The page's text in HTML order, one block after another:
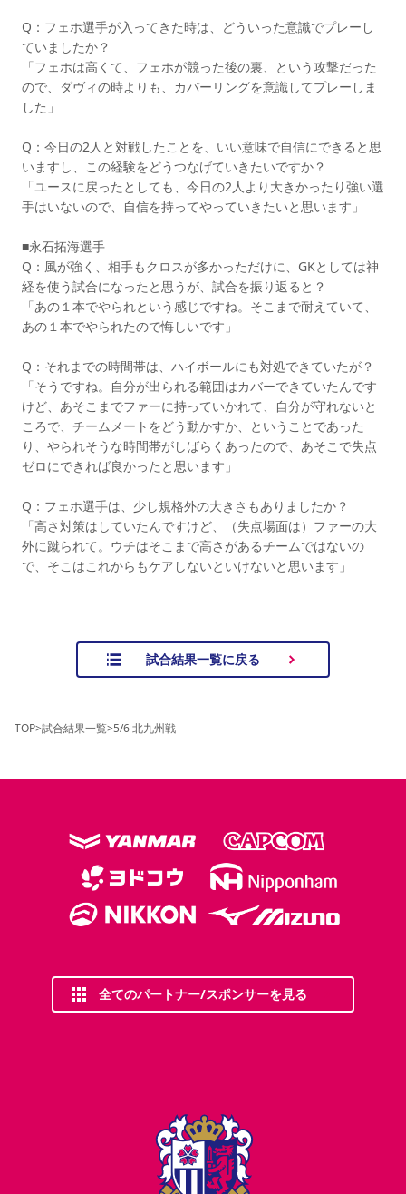
Q：フェホ選手が入ってきた時は、どういった意識でプレーし
ていましたか？
「フェホは高くて、フェホが競った後の裏、という攻撃だった
ので、ダヴィの時よりも、カバーリングを意識してプレーしま
した」
Q：今日の2人と対戦したことを、いい意味で自信にできると思
いますし、この経験をどうつなげていきたいですか？
「ユースに戻ったとしても、今日の2人より大きかったり強い選
手はいないので、自信を持ってやっていきたいと思います」
■永石拓海選手
Q：風が強く、相手もクロスが多かっただけに、GKとしては神
経を使う試合になったと思うが、試合を振り返ると？
「あの１本でやられという感じですね。そこまで耐えていて、
あの１本でやられたので悔しいです」
Q：それまでの時間帯は、ハイボールにも対処できていたが？
「そうですね。自分が出られる範囲はカバーできていたんです
けど、あそこまでファーに持っていかれて、自分が守れないと
ころで、チームメートをどう動かすか、ということであった
り、やられそうな時間帯がしばらくあったので、あそこで失点
ゼロにできれば良かったと思います」
Q：フェホ選手は、少し規格外の大きさもありましたか？
「高さ対策はしていたんですけど、（失点場面は）ファーの大
外に蹴られて。ウチはそこまで高さがあるチームではないの
で、そこはこれからもケアしないといけないと思います」
試合結果一覧に戻る
TOP>試合結果一覧>5/6 北九州戦
全てのパートナー/スポンサーを見る